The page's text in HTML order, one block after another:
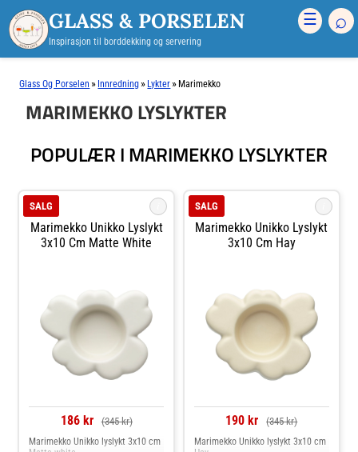
GLASS & PORSELEN
Inspirasjon til borddekking og servering
☰ ⌕
Glass Og Porselen » Innredning » Lykter » Marimekko
MARIMEKKO LYSLYKTER
POPULÆR I MARIMEKKO LYSLYKTER
Marimekko Unikko Lyslykt
3x10 Cm Matte White
SALG
186 kr (345 kr)
Marimekko Unikko lyslykt 3x10 cm
Marimekko Unikko Lyslykt
3x10 Cm Hay
SALG
190 kr (345 kr)
Marimekko Unikko lyslykt 3x10 cm